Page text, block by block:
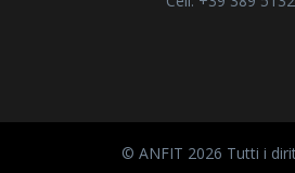
© ANFIT 2026 Tutti i